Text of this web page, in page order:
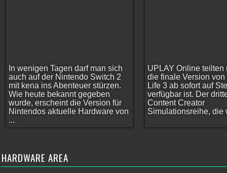
In wenigen Tagen darf man sich
auch auf der Nintendo Switch 2
mit kena ins Abenteuer stürzen.
Wie heute bekannt gegeben
wurde, erscheint die Version für
Nintendos aktuelle Hardware von
...
UPLAY Online teilten
die finale Version von
Life 3 ab sofort auf
verfügbar ist. Der
Content Creator
Simulationsreihe, die
HARDWARE AREA